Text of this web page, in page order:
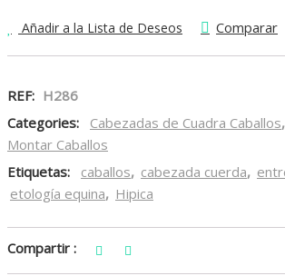
Añadir a la Lista de Deseos Comparar
REF: H286
Categories:
Cabezadas de Cuadra Caballos,
Montar Caballos
Etiquetas:
caballos, cabezada cuerda,
etología equina, Hipica
Compartir :